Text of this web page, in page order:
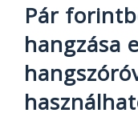
Pár
hangzása